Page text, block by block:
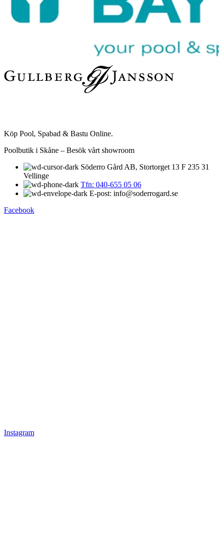
Köp Pool, Spabad & Bastu Online.
Poolbutik i Skåne – Besök vårt showroom
Söderro Gård AB, Stortorget 13 F 235 31
Vellinge
Tfn: 040-655 05 06
E-post: info@soderrogard.se
Facebook
Instagram